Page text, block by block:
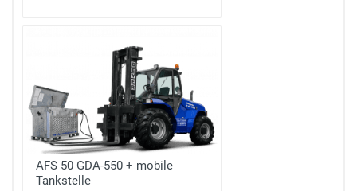
AFS 50 GDA-550 + mobile
Tankstelle